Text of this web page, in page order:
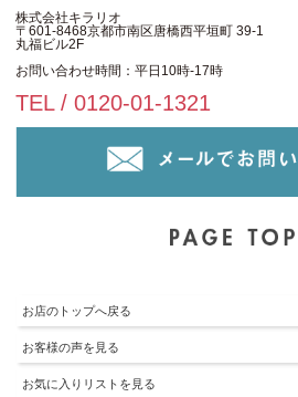
株式会社キラリオ
〒601-8468京都市南区唐橋西平垣町 39-1
丸福ビル2F
お問い合わせ時間：平日10時-17時
TEL / 0120-01-1321
お店のトップへ戻る
お客様の声を見る
お気に入りリストを見る